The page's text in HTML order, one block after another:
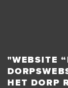
"WEBSITE
HET DORP